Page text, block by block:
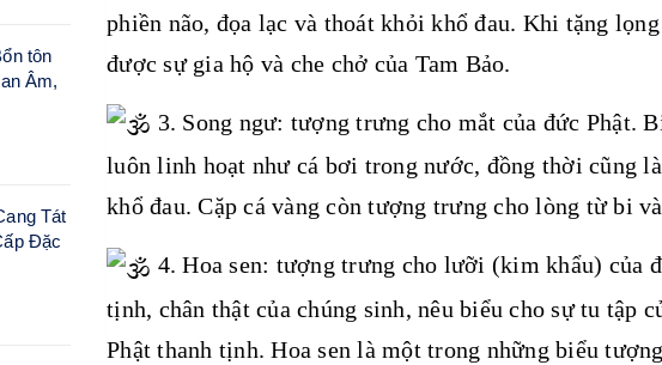
tôn
Âm,
Tát
Đặc
phiền não, đọa lạc và thoát khỏi khổ đau. Khi tặng
được sự gia hộ và che chở của Tam Bảo.
3. Song ngư: tượng trưng cho mắt của đức Phật.
luôn linh hoạt như cá bơi trong nước, đồng thời cũng
khổ đau. Cặp cá vàng còn tượng trưng cho lòng từ bi
4. Hoa sen: tượng trưng cho lưỡi (kim khẩu) của
tịnh, chân thật của chúng sinh, nêu biểu cho sự tu
Phật thanh tịnh. Hoa sen là một trong những biểu